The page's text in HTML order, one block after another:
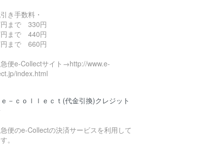
引き手数料・
まで 330円
円まで 440円
まで 660円
便e-Collectサイト→http://www.e-
index.html
－ｃｏｌｌｅｃｔ(代金引換)クレジット
便のe-Collectの決済サービスを利用して
。